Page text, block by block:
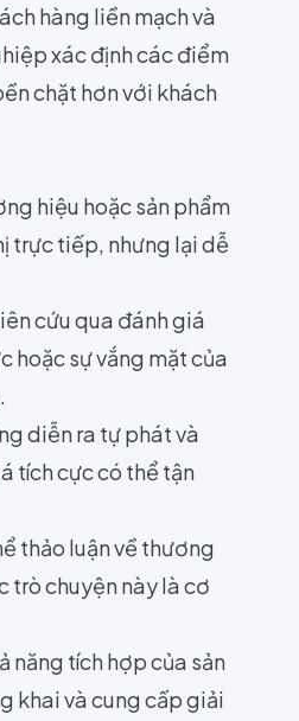
hàng liền mạch và
xác định các điểm
chặt hơn với khách
hiệu hoặc sản phẩm
trực tiếp, nhưng lại dễ
cứu qua đánh giá
hoặc sự vắng mặt của
diễn ra tự phát và
tích cực có thể tận
thảo luận về thương
trò chuyện này là cơ
năng tích hợp của sản
khai và cung cấp giải